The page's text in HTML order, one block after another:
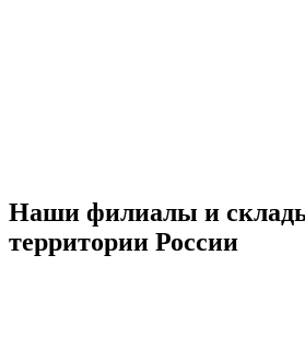
Наши филиалы и
территории России